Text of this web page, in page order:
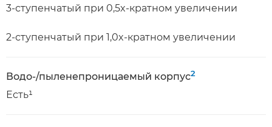
3-ступенчатый при 0,5x-кратном увеличении
2-ступенчатый при 1,0x-кратном увеличении
Водо-/пыленепроницаемый корпус2
Есть¹